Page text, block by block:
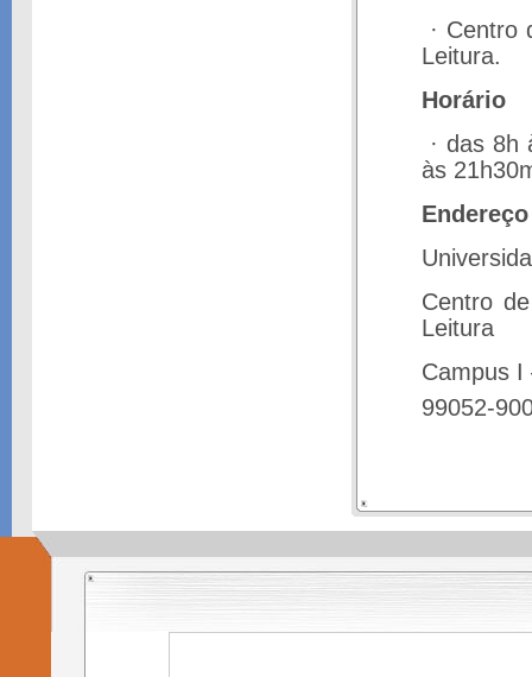
· Centro
Leitura.
Horário
· das 8h
às
Centro
Leitura
Campus I
99052-